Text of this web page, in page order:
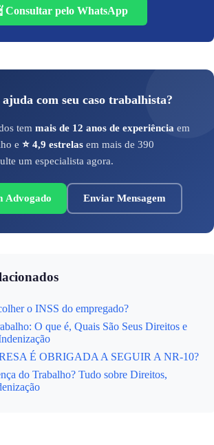
Consultar pelo WhatsApp
ajuda com seu caso trabalhista?
tem mais de 12 anos de experiência em
e ⭐ 4,9 estrelas em mais de 390
um especialista agora.
Advogado Enviar Mensagem
o INSS do empregado?
O que é, Quais São Seus Direitos e
É OBRIGADA A SEGUIR A NR-10?
do Trabalho? Tudo sobre Direitos,